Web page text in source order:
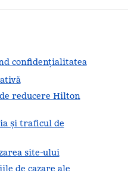
confidenţialitatea
reducere Hilton
și traficul de
site-ului
de cazare ale